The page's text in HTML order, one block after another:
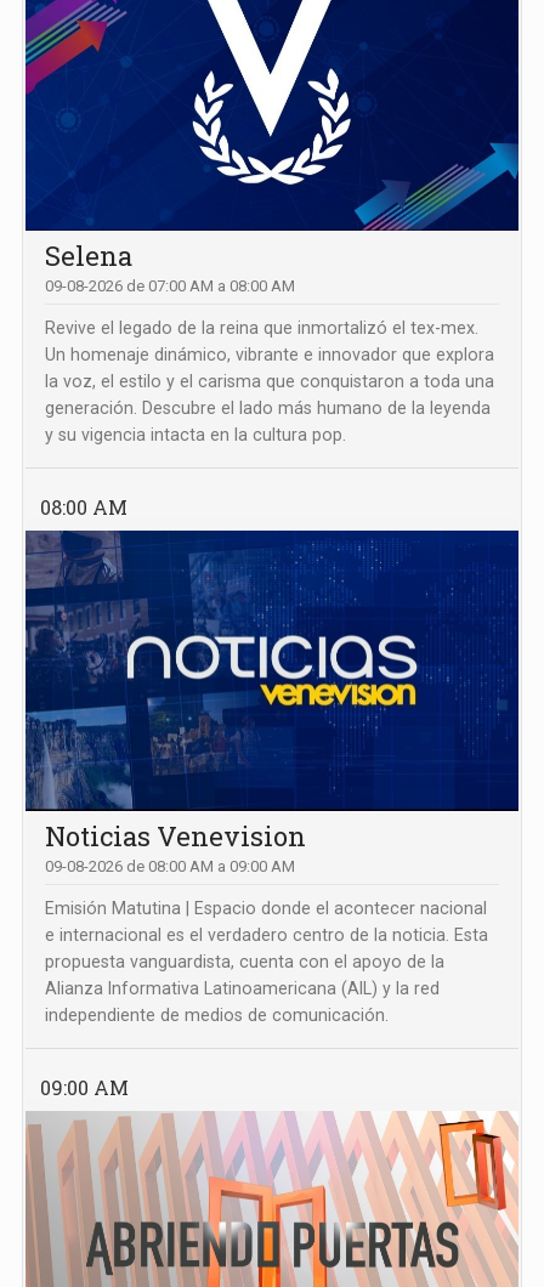
Selena
09-08-2026 de 07:00 AM a 08:00 AM
Revive el legado de la reina que inmortalizó el tex-mex.
Un homenaje dinámico, vibrante e innovador que explora
la voz, el estilo y el carisma que conquistaron a toda una
generación. Descubre el lado más humano de la leyenda
y su vigencia intacta en la cultura pop.
08:00 AM
Noticias Venevision
09-08-2026 de 08:00 AM a 09:00 AM
Emisión Matutina | Espacio donde el acontecer nacional
e internacional es el verdadero centro de la noticia. Esta
propuesta vanguardista, cuenta con el apoyo de la
Alianza Informativa Latinoamericana (AIL) y la red
independiente de medios de comunicación.
09:00 AM